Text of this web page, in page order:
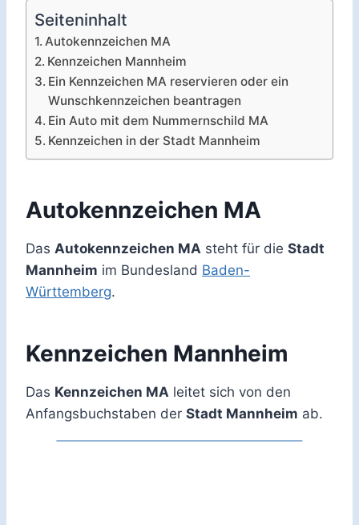
Seiteninhalt
Autokennzeichen MA
Kennzeichen Mannheim
Ein Kennzeichen MA reservieren oder ein
Wunschkennzeichen beantragen
Ein Auto mit dem Nummernschild MA
Kennzeichen in der Stadt Mannheim
Autokennzeichen MA
Das Autokennzeichen MA steht für die Stadt
Mannheim im Bundesland Baden-
Württemberg.
Kennzeichen Mannheim
Das Kennzeichen MA leitet sich von den
Anfangsbuchstaben der Stadt Mannheim ab.